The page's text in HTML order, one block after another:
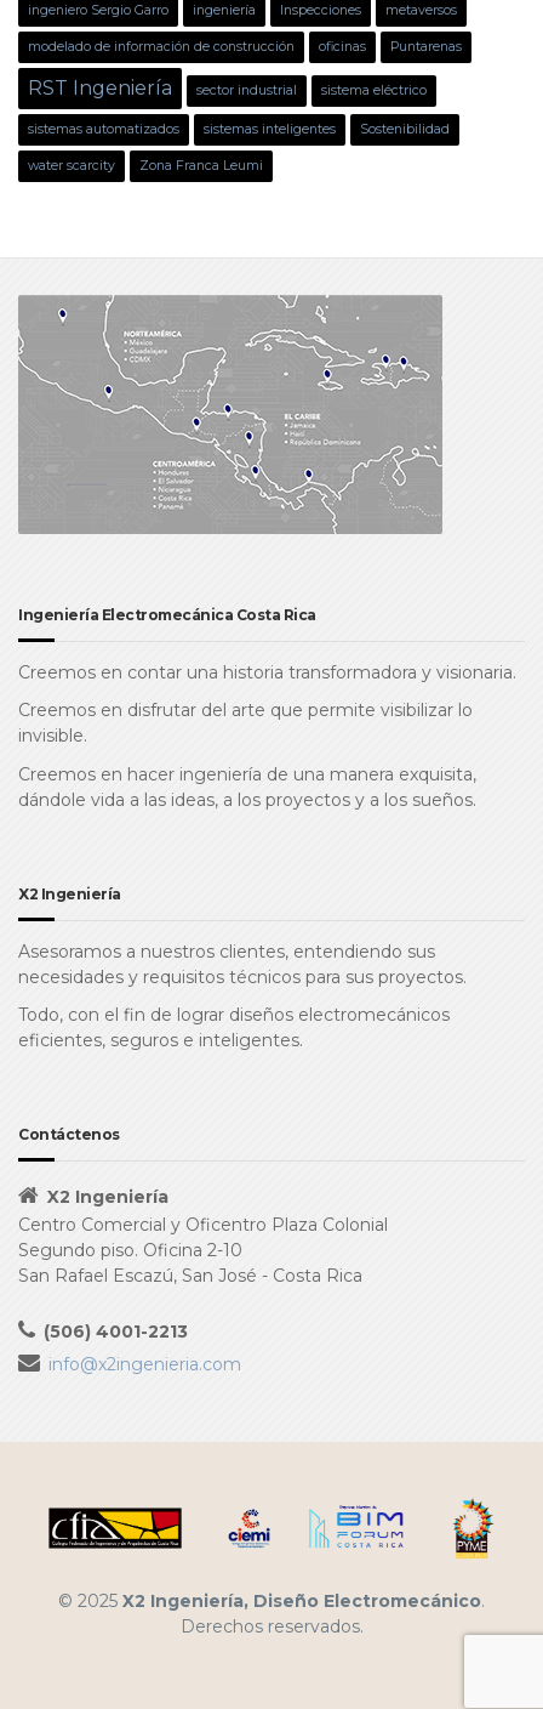
ingeniero Sergio Garro ingeniería Inspecciones metaversos
modelado de información de construcción oficinas Puntarenas
RST Ingeniería sector industrial sistema eléctrico
sistemas automatizados sistemas inteligentes Sostenibilidad
water scarcity Zona Franca Leumi
Ingeniería Electromecánica Costa Rica
Creemos en contar una historia transformadora y visionaria.
Creemos en disfrutar del arte que permite visibilizar lo
invisible.
Creemos en hacer ingeniería de una manera exquisita,
dándole vida a las ideas, a los proyectos y a los sueños.
X2 Ingeniería
Asesoramos a nuestros clientes, entendiendo sus
necesidades y requisitos técnicos para sus proyectos.
Todo, con el fin de lograr diseños electromecánicos
eficientes, seguros e inteligentes.
Contáctenos
X2 Ingeniería
Centro Comercial y Oficentro Plaza Colonial
Segundo piso. Oficina 2-10
San Rafael Escazú, San José - Costa Rica
(506) 4001-2213
info@x2ingenieria.com
© 2025 X2 Ingeniería, Diseño Electromecánico.
Derechos reservados.